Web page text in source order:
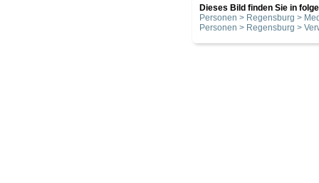
Dieses Bild finden Sie in
Personen > Regensburg >
Personen > Regensburg >